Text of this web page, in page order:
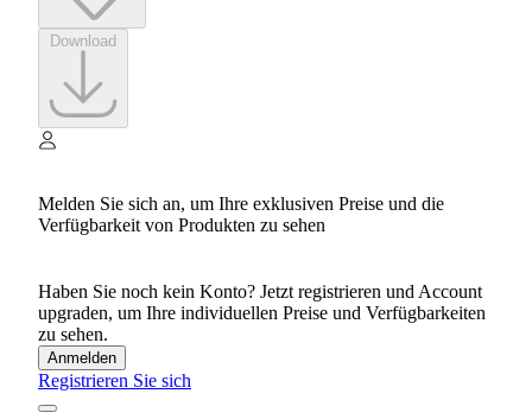
Melden Sie sich an, um Ihre exklusiven Preise und die
Verfügbarkeit von Produkten zu sehen
Haben Sie noch kein Konto? Jetzt registrieren und Account
upgraden, um Ihre individuellen Preise und Verfügbarkeiten
zu sehen.
Anmelden
Registrieren Sie sich